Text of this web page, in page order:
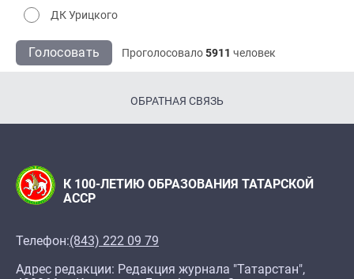
ДК Урицкого
Голосовать Проголосовало5911 человек
ОБРАТНАЯ СВЯЗЬ
К 100-ЛЕТИЮ ОБРАЗОВАНИЯ ТАТАРСКОЙ
АССР
Телефон:(843) 222 09 79
Адрес редакции: Редакция журнала "Татарстан",